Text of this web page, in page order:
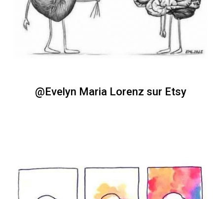
@Evelyn Maria Lorenz sur Etsy